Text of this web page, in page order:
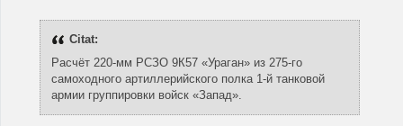
Citat:
Расчёт 220-мм РСЗО 9К57 «Ураган» из 275-го
самоходного артиллерийского полка 1-й танковой
армии группировки войск «Запад».